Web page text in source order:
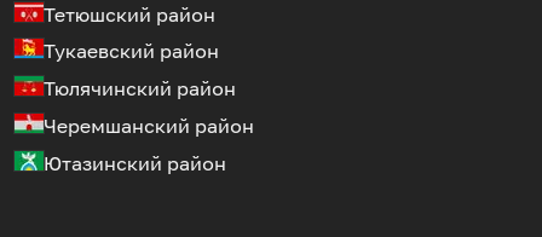
Тетюшский район
Тукаевский район
Тюлячинский район
Черемшанский район
Ютазинский район